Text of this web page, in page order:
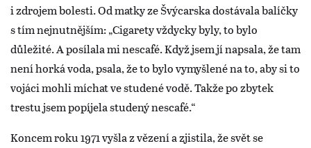
i zdrojem bolesti. Od matky ze Švýcarska dostávala balíčky
s tím nejnutnějším: „Cigarety vždycky byly, to bylo
důležité. A posílala mi nescafé. Když jsem jí napsala, že tam
není horká voda, psala, že to bylo vymyšlené na to, aby si to
vojáci mohli míchat ve studené vodě. Takže po zbytek
trestu jsem popíjela studený nescafé.“
Koncem roku 1971 vyšla z vězení a zjistila, že svět se